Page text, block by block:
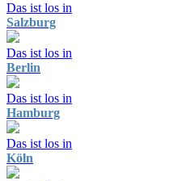
Das ist los in
Salzburg
Das ist los in
Berlin
Das ist los in
Hamburg
Das ist los in
Köln